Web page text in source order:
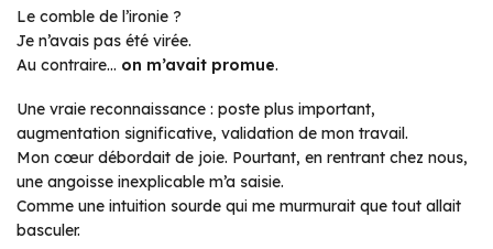
Le comble de l’ironie ?
Je n’avais pas été virée.
Au contraire… on m’avait promue.
Une vraie reconnaissance : poste plus important,
augmentation significative, validation de mon travail.
Mon cœur débordait de joie. Pourtant, en rentrant chez nous,
une angoisse inexplicable m’a saisie.
Comme une intuition sourde qui me murmurait que tout allait
basculer.